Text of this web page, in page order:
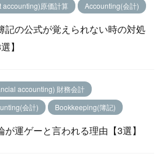
accounting)原価計算 Accounting(会計)
記の公式が覚えられない時の対処
】
accounting) 財務会計
会計)
Bookkeeping(簿記)
が運ゲーと言われる理由【3選】